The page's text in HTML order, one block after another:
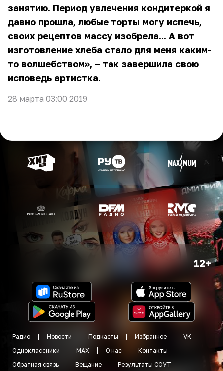
занятию. Период увлечения кондитеркой я
давно прошла, любые торты могу испечь,
своих рецептов массу изобрела... А вот
изготовление хлеба стало для меня каким-
то волшебством», – так завершила свою
исповедь артистка.
28 марта 03:00 2019
12+
Радио Новости Подкасты Избранное
VK
Одноклассники
MAX О нас
Контакты
Обратная связь
Вещание Результаты СОУТ